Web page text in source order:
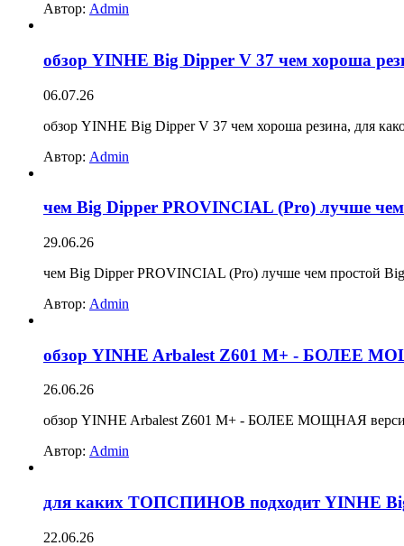
Автор: Admin
обзор YINHE Big Dipper V 37 чем хороша
06.07.26
обзор YINHE Big Dipper V 37 чем хороша резина, для
Автор: Admin
чем Big Dipper PROVINCIAL (Pro) лучше
29.06.26
чем Big Dipper PROVINCIAL (Pro) лучше чем простой
Автор: Admin
обзор YINHE Arbalest Z601 M+ - БОЛЕЕ
26.06.26
обзор YINHE Arbalest Z601 M+ - БОЛЕЕ МОЩНАЯ версия
Автор: Admin
для каких ТОПСПИНОВ подходит YINHE Big
22.06.26